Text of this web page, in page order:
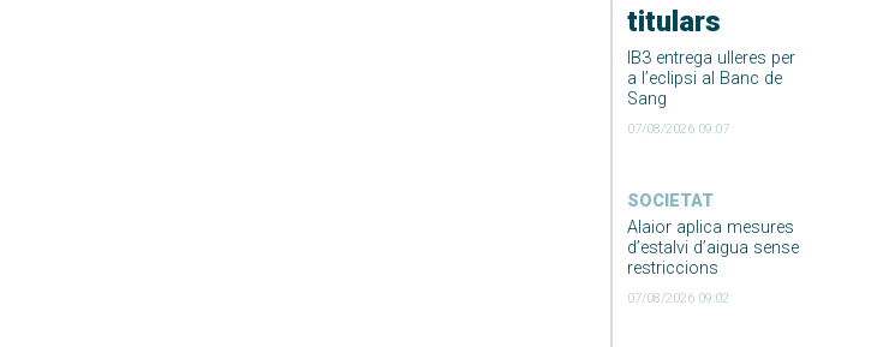
titulars
IB3 entrega ulleres per
a l’eclipsi al Banc de
Sang
07/08/2026 09:07
SOCIETAT
Alaior aplica mesures
d’estalvi d’aigua sense
restriccions
07/08/2026 09:02